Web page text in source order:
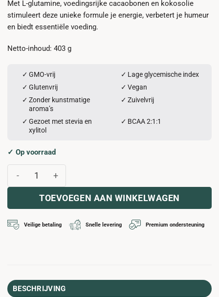
Met L-glutamine, voedingsrijke cacaobonen en kokosolie
stimuleert deze unieke formule je energie, verbetert je humeur
en biedt essentiële voeding.
Netto-inhoud: 403 g
GMO-vrij
Lage glycemische index
Glutenvrij
Vegan
Zonder kunstmatige
aroma’s
Zuivelvrij
Gezoet met stevia en
xylitol
BCAA 2:1:1
✓ Op voorraad
POWER BOOST aantal
TOEVOEGEN AAN WINKELWAGEN
Veilige betaling Snelle levering Premium ondersteuning
BESCHRIJVING